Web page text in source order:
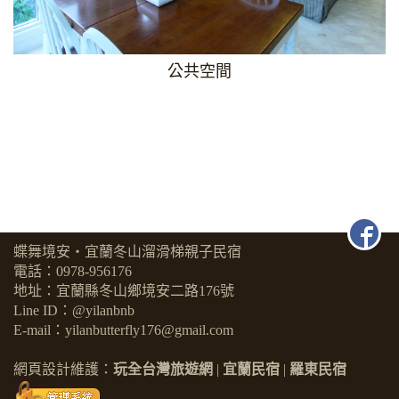
公共空間
蝶舞境安・宜蘭冬山溜滑梯親子民宿
電話： 0978-956176
地址：宜蘭縣冬山鄉境安二路176號
Line ID：@yilanbnb
E-mail：yilanbutterfly176@gmail.com
網頁設計維護： 玩全台灣旅遊網 | 宜蘭民宿 | 羅東民宿